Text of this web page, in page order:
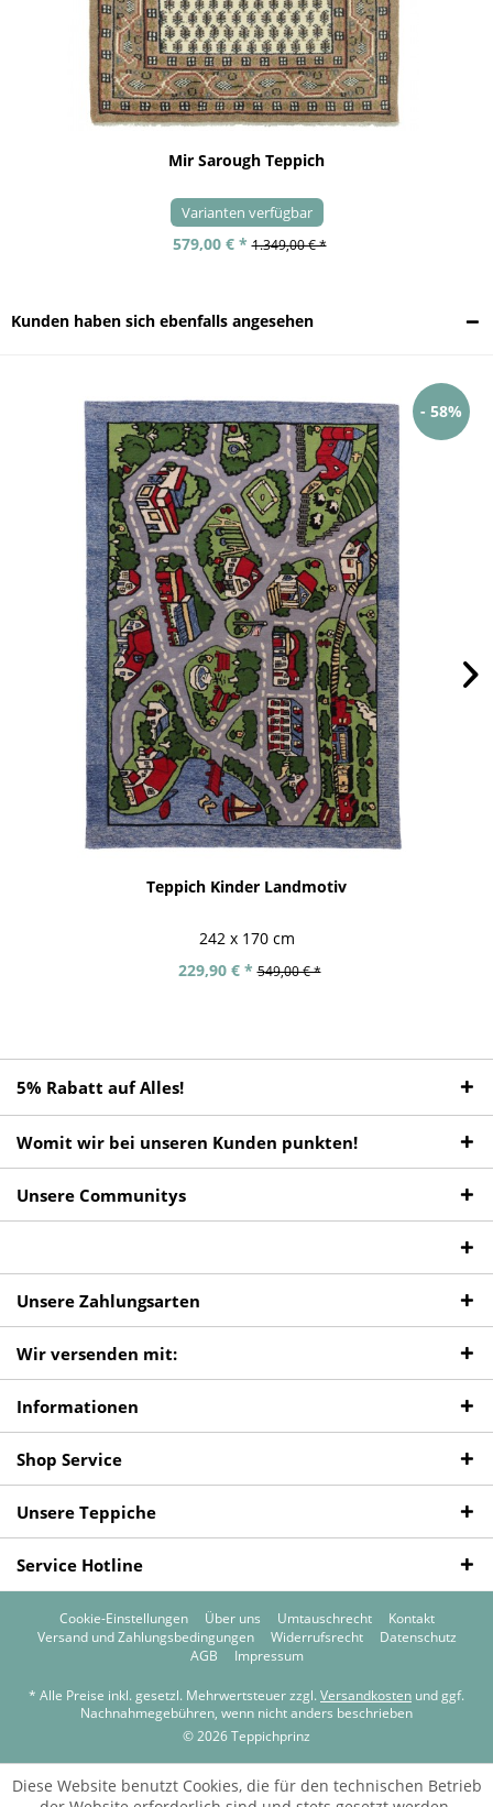
Mir Sarough Teppich
Varianten verfügbar
579,00 € * 1.349,00 € *
Kunden haben sich ebenfalls angesehen
- 58%
Teppich Kinder Landmotiv
242 x 170 cm
229,90 € * 549,00 € *
5% Rabatt auf Alles!
Womit wir bei unseren Kunden punkten!
Unsere Communitys
Unsere Zahlungsarten
Wir versenden mit:
Informationen
Shop Service
Unsere Teppiche
Service Hotline
Cookie-Einstellungen Über uns Umtauschrecht
Kontakt
Versand und Zahlungsbedingungen
Widerrufsrecht
Datenschutz
AGB
Impressum
* Alle Preise inkl. gesetzl. Mehrwertsteuer zzgl. Versandkosten und ggf.
Nachnahmegebühren, wenn nicht anders beschrieben
© 2026 Teppichprinz
Diese Website benutzt Cookies, die für den technischen Betrieb